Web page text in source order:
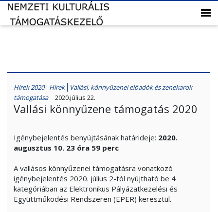
Hírek 2020 Hírek
Vallási, könnyűzenei előadók és zenekarok
támogatása
2020.július 22.
Vallási könnyűzene támogatás 2020
Igénybejelentés benyújtásának határideje: 2020.
augusztus 10. 23 óra 59 perc
A vallásos könnyűzenei támogatásra vonatkozó
igénybejelentés 2020. július 2-tól nyújtható be 4
kategóriában az Elektronikus Pályázatkezelési és
Együttműködési Rendszeren (EPER) keresztül.